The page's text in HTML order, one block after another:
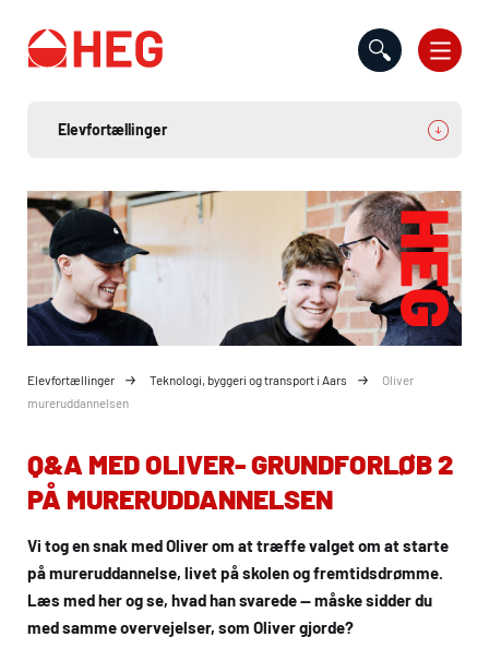
Elevfortællinger Teknologi, byggeri og transport i Aars
Oliver
mureruddannelsen
Q&A MED OLIVER- GRUNDFORLØB 2
PÅ MURERUDDANNELSEN
Vi tog en snak med Oliver om at træffe valget om at starte
på mureruddannelse, livet på skolen og fremtidsdrømme.
Læs med her og se, hvad han svarede — måske sidder du
med samme overvejelser, som Oliver gjorde?